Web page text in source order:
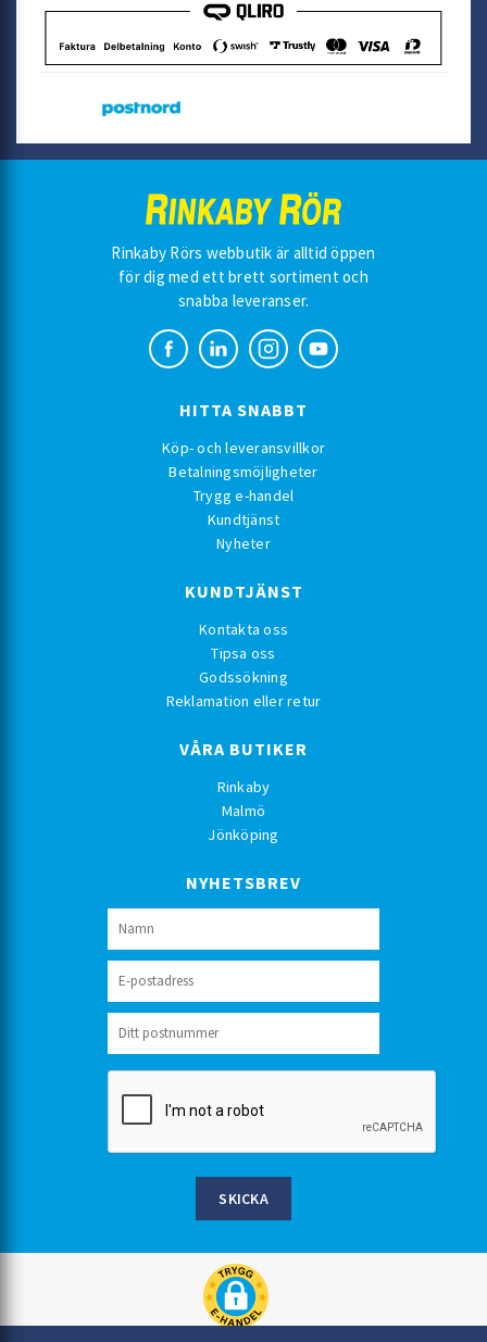
Rinkaby Rörs webbutik är alltid öppen
för dig med ett brett sortiment och
snabba leveranser.
HITTA SNABBT
Köp- och leveransvillkor
Betalningsmöjligheter
Trygg e-handel
Kundtjänst
Nyheter
KUNDTJÄNST
Kontakta oss
Tipsa oss
Godssökning
Reklamation eller retur
VÅRA BUTIKER
Rinkaby
Malmö
Jönköping
NYHETSBREV
SKICKA